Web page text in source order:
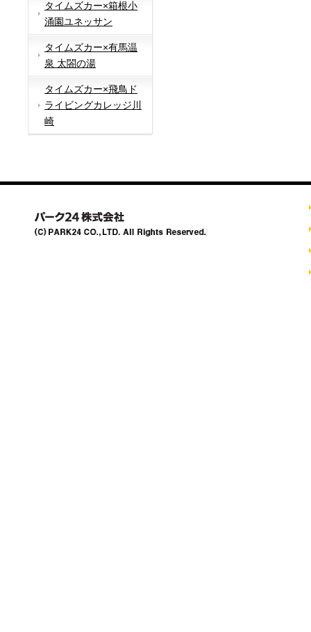
タイムズカー×箱根小
涌園ユネッサン
タイムズカー×有馬温
泉 太閤の湯
タイムズカー×飛鳥ド
ライビングカレッジ川
崎